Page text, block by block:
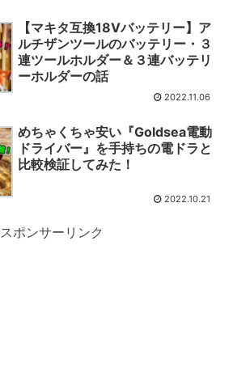
【マキタ互換18Vバッテリー】ア
ルチザンツールのバッテリー・３
連ツールホルダー＆３連バッテリ
ーホルダーの話
2022.11.06
めちゃくちゃ安い『Goldsea電動
ドライバー』を手持ちの電ドラと
比較検証してみた！
2022.10.21
スポンサーリンク